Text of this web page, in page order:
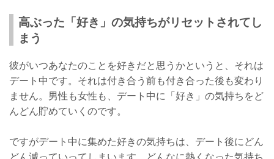
高ぶった「好き」の気持ちがリセットされてし
まう
彼がいつあなたのことを好きだと思うかというと、それは
デート中です。それは付き合う前も付き合った後も変わり
ません。男性も女性も、デート中に「好き」の気持ちをど
んどん貯めていくのです。
ですがデート中に集めた好きの気持ちは、デート後にどん